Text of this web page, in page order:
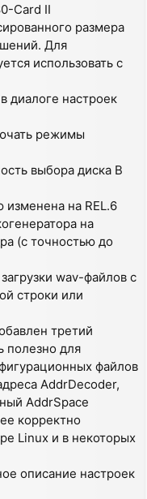
Card II
размера
Для
использовать с
диалоге настроек
режимы
выбора диска B
на REL.6
на
(с точностью до
wav-файлов с
строки или
третий
для
файлов
AddrDecoder,
AddrSpace
корректно
Linux и в некоторых
описание настроек